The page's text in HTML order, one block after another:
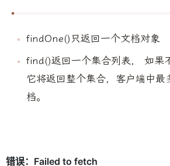
findOne()只返回一个文档对象
find()返回一个集合列表， 如果
它将返回整个集合，客户端中最
档。